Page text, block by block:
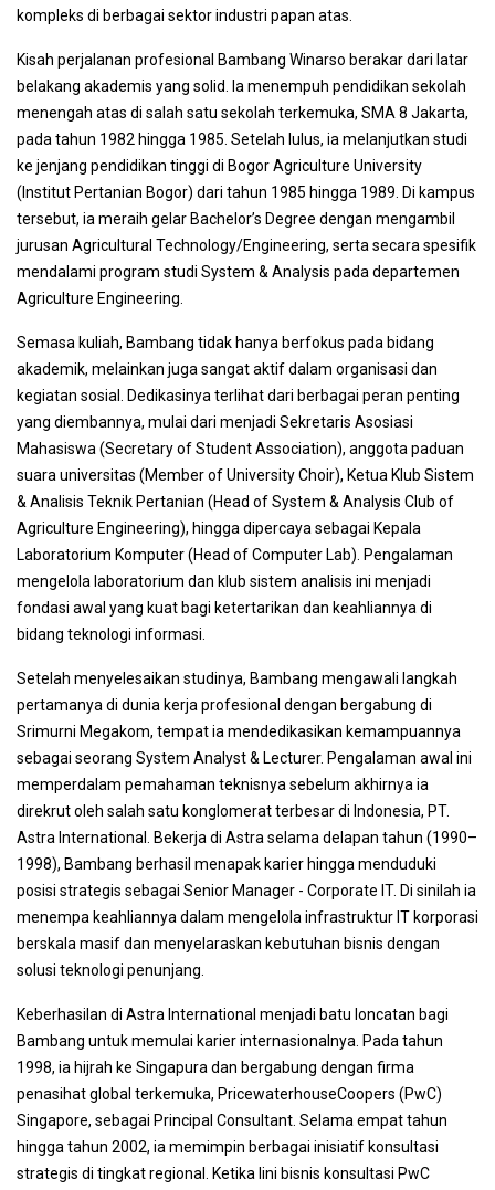
kompleks di berbagai sektor industri papan atas.
Kisah perjalanan profesional Bambang Winarso berakar dari latar
belakang akademis yang solid. Ia menempuh pendidikan sekolah
menengah atas di salah satu sekolah terkemuka, SMA 8 Jakarta,
pada tahun 1982 hingga 1985. Setelah lulus, ia melanjutkan studi
ke jenjang pendidikan tinggi di Bogor Agriculture University
(Institut Pertanian Bogor) dari tahun 1985 hingga 1989. Di kampus
tersebut, ia meraih gelar Bachelor’s Degree dengan mengambil
jurusan Agricultural Technology/Engineering, serta secara spesifik
mendalami program studi System & Analysis pada departemen
Agriculture Engineering.
Semasa kuliah, Bambang tidak hanya berfokus pada bidang
akademik, melainkan juga sangat aktif dalam organisasi dan
kegiatan sosial. Dedikasinya terlihat dari berbagai peran penting
yang diembannya, mulai dari menjadi Sekretaris Asosiasi
Mahasiswa (Secretary of Student Association), anggota paduan
suara universitas (Member of University Choir), Ketua Klub Sistem
& Analisis Teknik Pertanian (Head of System & Analysis Club of
Agriculture Engineering), hingga dipercaya sebagai Kepala
Laboratorium Komputer (Head of Computer Lab). Pengalaman
mengelola laboratorium dan klub sistem analisis ini menjadi
fondasi awal yang kuat bagi ketertarikan dan keahliannya di
bidang teknologi informasi.
Setelah menyelesaikan studinya, Bambang mengawali langkah
pertamanya di dunia kerja profesional dengan bergabung di
Srimurni Megakom, tempat ia mendedikasikan kemampuannya
sebagai seorang System Analyst & Lecturer. Pengalaman awal ini
memperdalam pemahaman teknisnya sebelum akhirnya ia
direkrut oleh salah satu konglomerat terbesar di Indonesia, PT.
Astra International. Bekerja di Astra selama delapan tahun (1990–
1998), Bambang berhasil menapak karier hingga menduduki
posisi strategis sebagai Senior Manager - Corporate IT. Di sinilah ia
menempa keahliannya dalam mengelola infrastruktur IT korporasi
berskala masif dan menyelaraskan kebutuhan bisnis dengan
solusi teknologi penunjang.
Keberhasilan di Astra International menjadi batu loncatan bagi
Bambang untuk memulai karier internasionalnya. Pada tahun
1998, ia hijrah ke Singapura dan bergabung dengan firma
penasihat global terkemuka, PricewaterhouseCoopers (PwC)
Singapore, sebagai Principal Consultant. Selama empat tahun
hingga tahun 2002, ia memimpin berbagai inisiatif konsultasi
strategis di tingkat regional. Ketika lini bisnis konsultasi PwC